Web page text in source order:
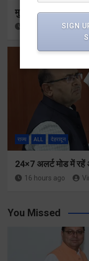
मुख्यमंत्री से
16 hours ago
राज्य ALL देहरादून
24×7 अलर्ट मोड में रहें
16 hours ago
You Missed
SIGN